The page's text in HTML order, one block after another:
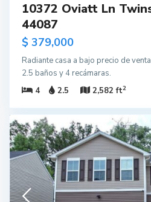
10372 Oviatt Ln
44087
$ 379,000
Radiante casa a bajo precio de
2.5 baños y 4 recámaras.
4
2.5 2,582 ft2